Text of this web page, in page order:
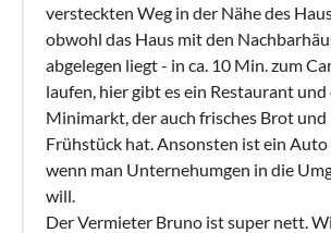
versteckten Weg in der Nähe des
obwohl das Haus mit den
abgelegen liegt - in ca. 10 Min. zum
laufen, hier gibt es ein Restaurant und
Minimarkt, der auch frisches Brot
Frühstück hat. Ansonsten ist ein
wenn man Unternehumgen in die
will.
Der Vermieter Bruno ist super nett.